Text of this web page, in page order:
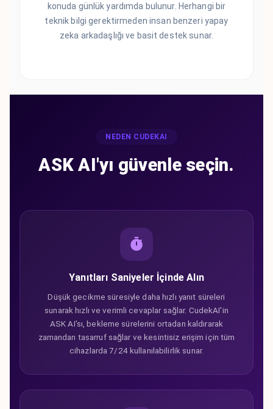
konuda günlük yardımda bulunur. Herhangi bir
teknik bilgi gerektirmeden insan benzeri yapay
zeka arkadaşlığı ve basit destek sunar.
NEDEN CUDEKAI
ASK AI'yı güvenle seçin.
Yanıtları Saniyeler İçinde Alın
Düşük gecikme süresiyle daha hızlı yanıt süreleri
sunarak hızlı ve verimli cevaplar sağlar. CudekAI'in
ASK AI'sı, bekleme sürelerini ortadan kaldırarak
zamandan tasarruf sağlar ve kesintisiz erişim için tüm
cihazlarda 7/24 kullanılabilirlik sunar.